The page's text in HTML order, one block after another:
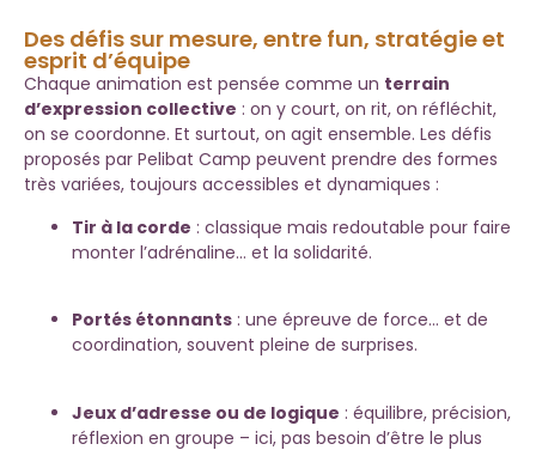
Des défis sur mesure, entre fun, stratégie et
esprit d’équipe
Chaque animation est pensée comme un terrain
d’expression collective : on y court, on rit, on réfléchit,
on se coordonne. Et surtout, on agit ensemble. Les défis
proposés par Pelibat Camp peuvent prendre des formes
très variées, toujours accessibles et dynamiques :
Tir à la corde : classique mais redoutable pour faire
monter l’adrénaline… et la solidarité.
Portés étonnants : une épreuve de force… et de
coordination, souvent pleine de surprises.
Jeux d’adresse ou de logique : équilibre, précision,
réflexion en groupe – ici, pas besoin d’être le plus